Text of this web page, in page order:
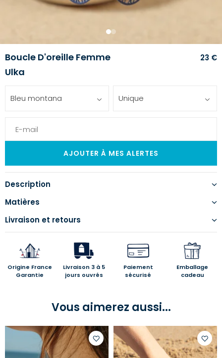
1 2
Boucle D'oreille Femme
Ulka
23 €
Bleu montana Unique
Description
Matières
Livraison et retours
Origine France
Garantie
Livraison 3 à 5
jours ouvrés
Paiement
sécurisé
Emballage
cadeau
Vous aimerez aussi...
Ajouter